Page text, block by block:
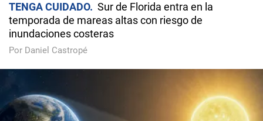
TENGA CUIDADO
Sur de Florida entra en la
temporada de mareas altas con riesgo de
inundaciones costeras
Por Daniel Castropé